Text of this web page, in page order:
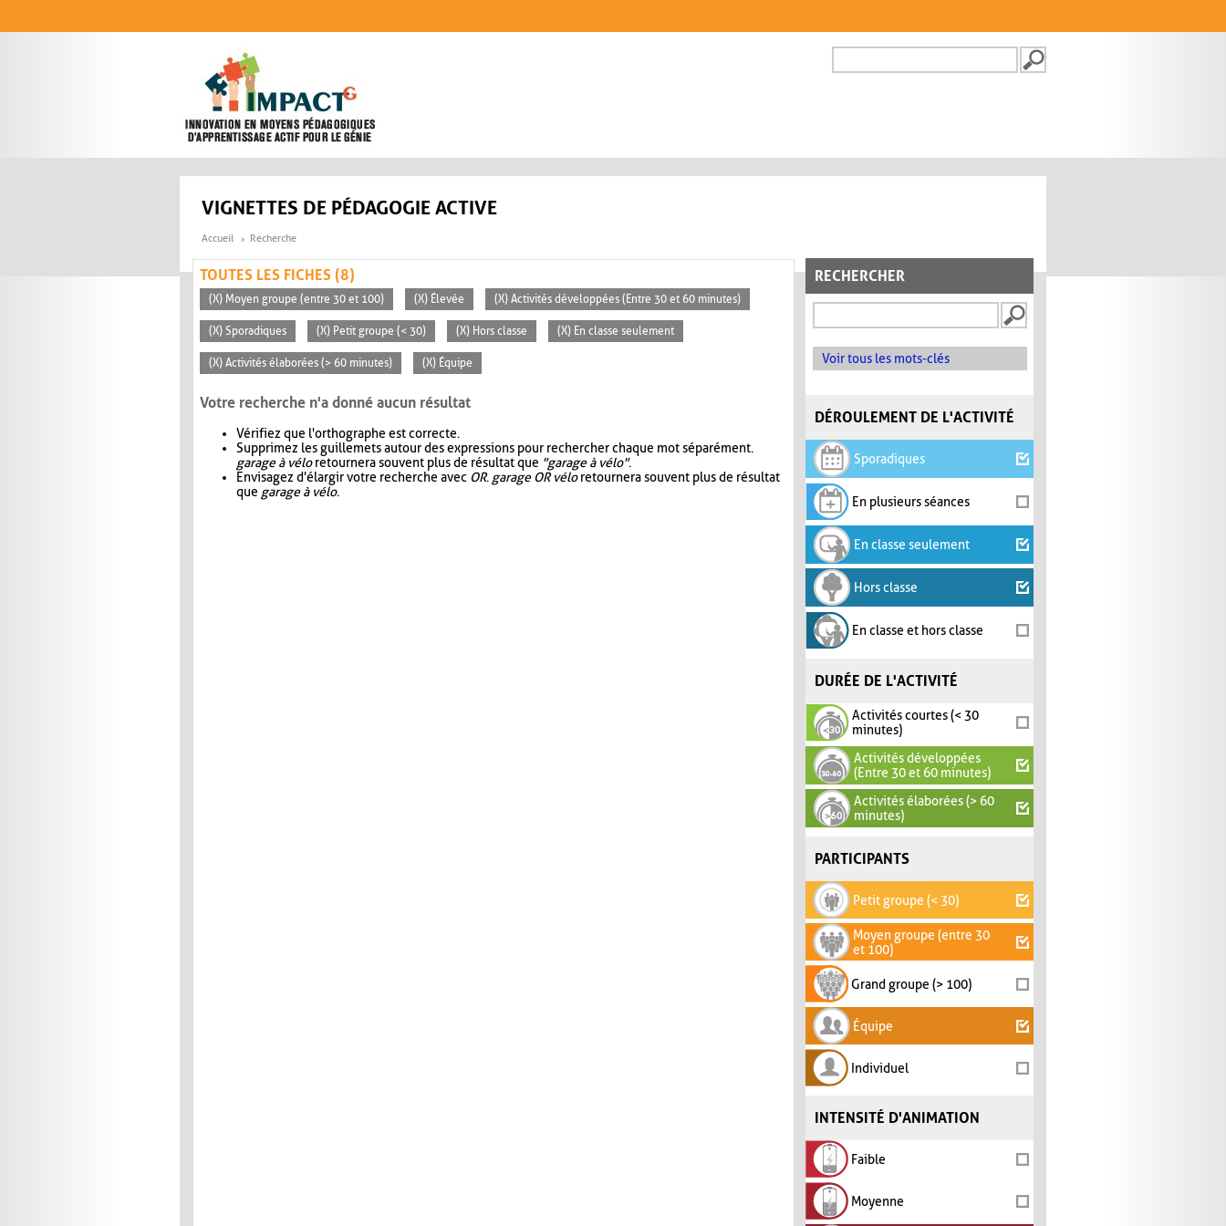
FORMULAIRE DE
VIGNETTES DE PÉDAGOGIE ACTIVE
Accueil Recherche
RECHERCHER
Voir tous les mots-clés
DÉROULEMENT DE L'ACTIVITÉ
Sporadiques
En plusieurs séances
En classe seulement
Hors classe
En classe et hors classe
DURÉE DE L'ACTIVITÉ
Activités courtes (< 30
minutes)
Activités développées
(Entre 30 et 60 minutes)
Activités élaborées (> 60
minutes)
PARTICIPANTS
Petit groupe (< 30)
Moyen groupe (entre 30
et 100)
Grand groupe (> 100)
Équipe
Individuel
INTENSITÉ D'ANIMATION
Faible
Moyenne
TOUTES LES FICHES (8)
(X) Moyen groupe (entre 30 et 100) (X) Élevée (X) Activités développées (Entre 30 et 60 minutes)
(X) Sporadiques (X) Petit groupe (< 30) (X) Hors classe (X) En classe seulement
(X) Activités élaborées (> 60 minutes) (X) Équipe
Votre recherche n'a donné aucun résultat
Vérifiez que l'orthographe est correcte.
Supprimez les guillemets autour des expressions pour rechercher chaque mot séparément.
garage à véloretournera souvent plus de résultat que "garage à vélo".
Envisagez d'élargir votre recherche avec OR. garage OR véloretournera souvent plus de résultat
que garage à vélo.